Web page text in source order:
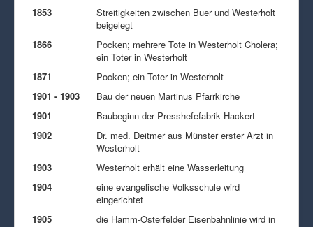
1853
Streitigkeiten zwischen Buer und Westerholt
beigelegt
1866
Pocken; mehrere Tote in Westerholt Cholera;
ein Toter in Westerholt
1871
Pocken; ein Toter in Westerholt
1901 - 1903
Bau der neuen Martinus Pfarrkirche
1901
Baubeginn der Presshefefabrik Hackert
1902
Dr. med. Deitmer aus Münster erster Arzt in
Westerholt
1903
Westerholt erhält eine Wasserleitung
1904
eine evangelische Volksschule wird
eingerichtet
1905
die Hamm-Osterfelder Eisenbahnlinie wird in